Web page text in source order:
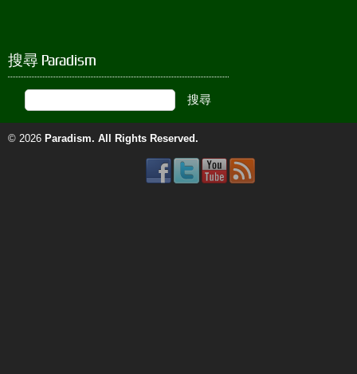
搜尋 Paradism
© 2026 Paradism. All Rights Reserved.